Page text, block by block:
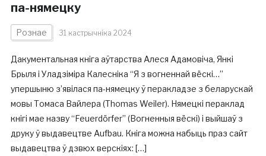
па-нямецку
Рознае 31 кастрычніка 2024
Дакументальная кніга аўтарства Алеся Адамовіча, Янкі
Брыля і Уладзіміра Калесніка “Я з вогненнай вёскі…”
упершыню з’явілася па-нямецку ў перакладзе з беларускай
мовы Томаса Вайлера (Thomas Weiler). Нямецкі пераклад
кнігі мае назву “Feuerdörfer” (Вогненныя вёскі) і выйшаў з
друку ў выдавецтве Aufbau. Кніга можна набыць праз сайт
выдавецтва ў дзвюх верскіях: […]